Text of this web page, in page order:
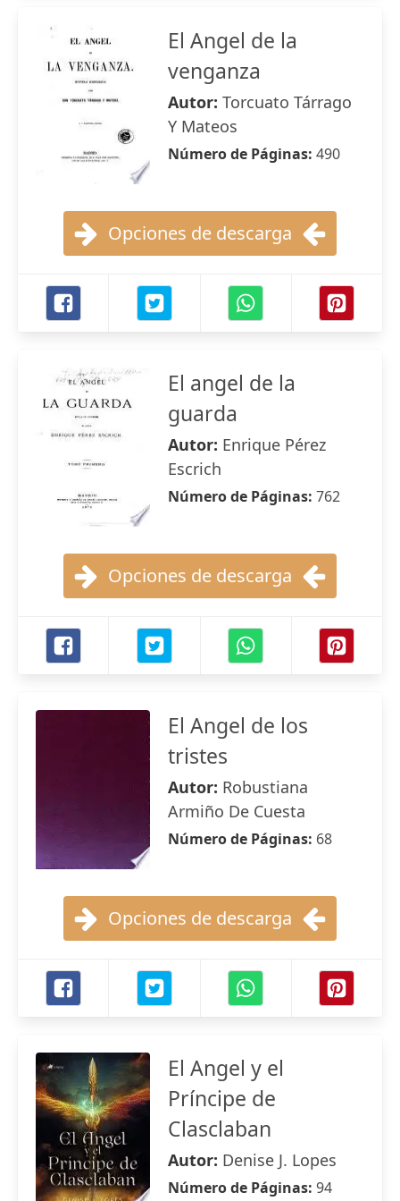
El Angel de la
venganza
Autor: Torcuato Tárrago
Y Mateos
Número de Páginas: 490
Opciones de descarga
El angel de la
guarda
Autor: Enrique Pérez
Escrich
Número de Páginas: 762
Opciones de descarga
El Angel de los
tristes
Autor: Robustiana
Armiño De Cuesta
Número de Páginas: 68
Opciones de descarga
El Angel y el
Príncipe de
Clasclaban
Autor: Denise J. Lopes
Número de Páginas: 94